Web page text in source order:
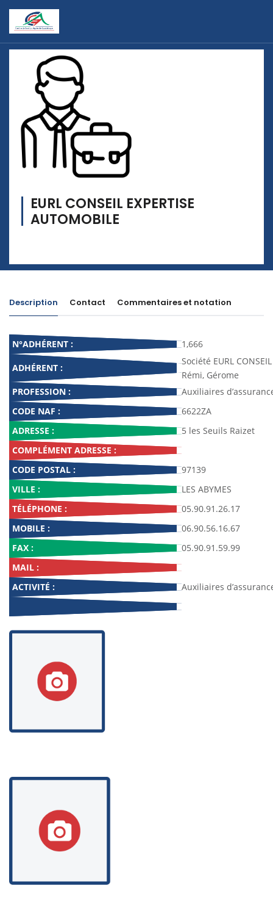
EURL CONSEIL EXPERTISE
AUTOMOBILE
Description Contact Commentaires et notation
N°ADHÉRENT : 1,666
ADHÉRENT :
Société EURL
Rémi, Gérome
PROFESSION :
Auxiliaires
CODE NAF :
6622ZA
ADRESSE :
5 les Seuils Raizet
COMPLÉMENT ADRESSE :
CODE POSTAL :
97139
VILLE :
LES ABYMES
TÉLÉPHONE :
05.90.91.26.17
MOBILE :
06.90.56.16.67
FAX :
05.90.91.59.99
MAIL :
ACTIVITÉ :
Auxiliaires